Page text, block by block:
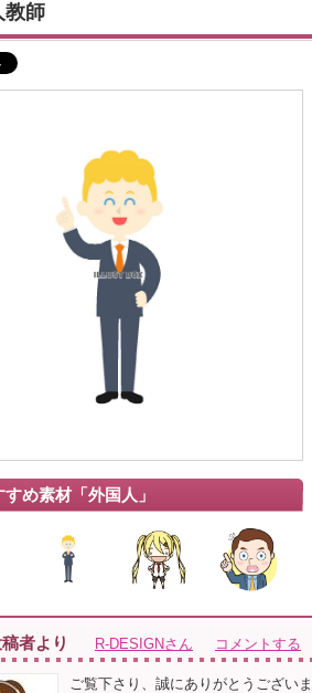
教師
すめ素材「外国人」
者より R-DESIGNさん コメントする
ご覧下さり、誠にありがとうござい